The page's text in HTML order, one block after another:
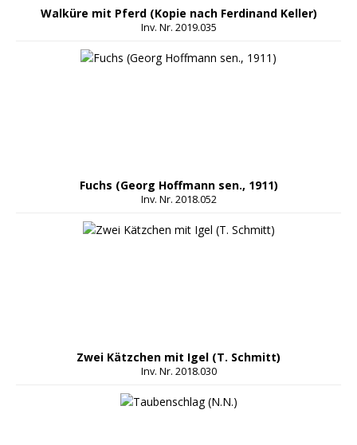
Walküre mit Pferd (Kopie nach Ferdinand Keller)
Inv. Nr. 2019.035
Fuchs (Georg Hoffmann sen., 1911)
Inv. Nr. 2018.052
Zwei Kätzchen mit Igel (T. Schmitt)
Inv. Nr. 2018.030